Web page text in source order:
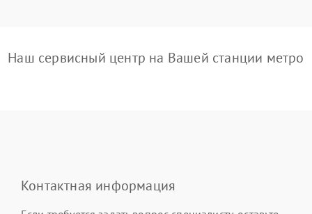
Наш сервисный центр на Вашей станции метро
Контактная информация